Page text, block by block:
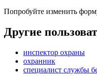
Попробуйте изменить
Другие
инспектор охраны
охранник
специалист службы